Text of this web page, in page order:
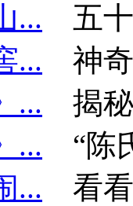
...
五
...
神
...
揭
...
“陈
...
看